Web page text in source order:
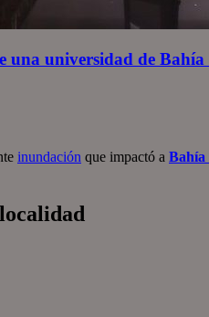
universidad de Bahía
inundación que impactó a Bahía